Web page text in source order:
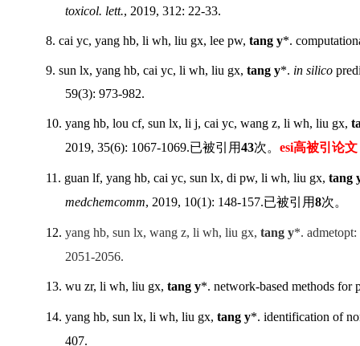
toxicol. lett., 2019, 312: 22-33.
8. cai yc, yang hb, li wh, liu gx, lee pw, tang y*.
9. sun lx, yang hb, cai yc, li wh, liu gx, tang y*. in silico
59(3): 973-982.
10. yang hb, lou cf, sun lx, li j, cai yc, wang z, li wh, liu gx,
2019, 35(6): 1067-1069.已被引用43次。 esi高被引论文
11. guan lf, yang hb, cai yc, sun lx, di pw, li wh, liu gx, tang
medchemcomm, 2019, 10(1): 148-157.已被引用8次。
12. yang hb, sun lx, wang z, li wh, liu gx, tang y*.
2051-2056.
13. wu zr, li wh, liu gx, tang y*. network-based methods for
14. yang hb, sun lx, li wh, liu gx, tang y*. identification of
407.